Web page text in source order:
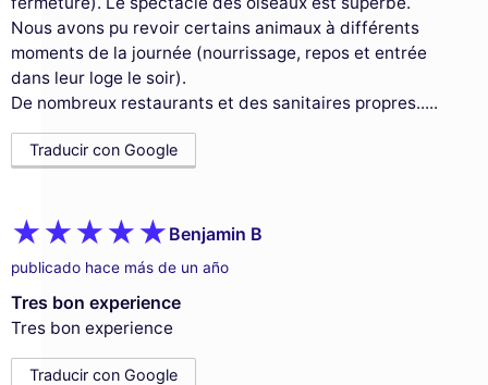
Nous avons pu revoir certains animaux à différents
moments de la journée (nourrissage, repos et entrée
dans leur loge le soir).
De nombreux restaurants et des sanitaires propres.....
Traducir con Google
Benjamin B
publicado hace más de un año
Tres bon experience
Tres bon experience
Traducir con Google